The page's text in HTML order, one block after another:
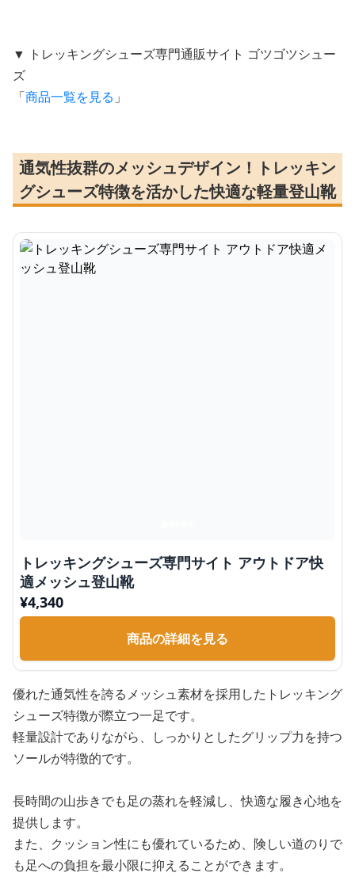
▼ トレッキングシューズ専門通販サイト ゴツゴツシュー
ズ
「商品一覧を見る 」
通気性抜群のメッシュデザイン！トレッキン
グシューズ特徴を活かした快適な軽量登山靴
トレッキングシューズ専門サイト アウトドア快
適メッシュ登山靴
¥4,340
商品の詳細を見る
優れた通気性を誇るメッシュ素材を採用したトレッキング
シューズ特徴が際立つ一足です。
軽量設計でありながら、しっかりとしたグリップ力を持つ
ソールが特徴的です。
長時間の山歩きでも足の蒸れを軽減し、快適な履き心地を
提供します。
また、クッション性にも優れているため、険しい道のりで
も足への負担を最小限に抑えることができます。